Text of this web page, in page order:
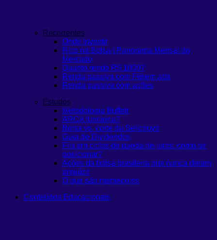
Recorrentes
Onde Investir
Rico na Bolsa | Panorama Mensal do
Mercado
Quanto rende R$ 1000?
Renda passiva com Fiisem alta
Renda passiva com ações
Estudos
Metodologia Buffett
ARCA funciona?
Bolsa vs. corte da Selicnovo
Guia de Dividendos
Fiis em ciclos de queda de juros: como se
posicionar?
Ações da bolsa brasileira que nunca deram
prejuízo
O que são memecoins
Conteúdos Educacionais